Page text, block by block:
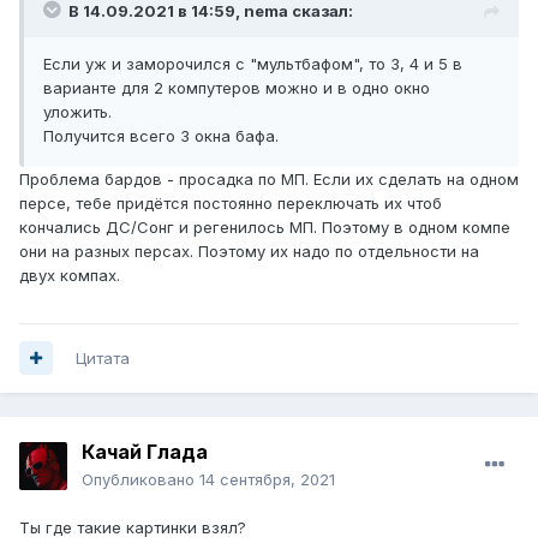
В 14.09.2021 в 14:59, nema сказал:
Если уж и заморочился с "мультбафом", то 3, 4 и 5 в
варианте для 2 компутеров можно и в одно окно
уложить.
Получится всего 3 окна бафа.
Проблема бардов - просадка по МП. Если их сделать на одном
персе, тебе придётся постоянно переключать их чтоб
кончались ДС/Сонг и регенилось МП. Поэтому в одном компе
они на разных персах. Поэтому их надо по отдельности на
двух компах.
Цитата
Качай Глада
Опубликовано 14 сентября, 2021
Ты где такие картинки взял?